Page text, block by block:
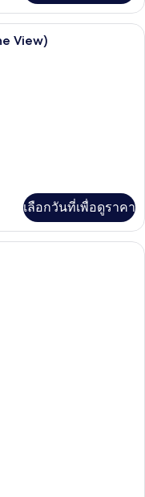
(Prestige Avenue
View)
เลือกวันที่เพื่อดูราคา